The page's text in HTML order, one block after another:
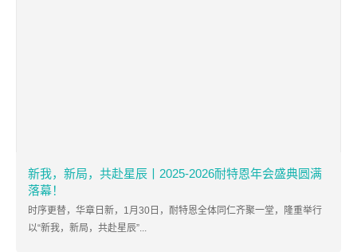
新我，新局，共赴星辰丨2025-2026耐特恩年会盛典圆满
落幕！
时序更替，华章日新，1月30日，耐特恩全体同仁齐聚一堂，隆重举行
以“新我，新局，共赴星辰”...